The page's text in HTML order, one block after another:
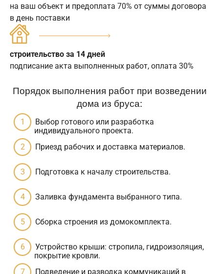
на ваш объект и предоплата 70% от суммы договора
в день поставки
строительство за 14 дней
подписание акта выполненных работ, оплата 30%
Порядок выполнения работ при возведении
дома из бруса:
Выбор готового или разработка
индивидуального проекта.
Приезд рабочих и доставка материалов.
Подготовка к началу строительства.
Заливка фундамента выбранного типа.
Сборка строения из домокомплекта.
Устройство крыши: стропила, гидроизоляция,
покрытие кровли.
Подведение и разводка коммуникаций в